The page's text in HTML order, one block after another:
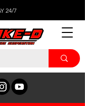
24/7